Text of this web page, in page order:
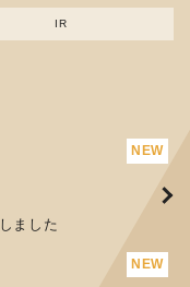
IR
ました
せ
した
ました
した